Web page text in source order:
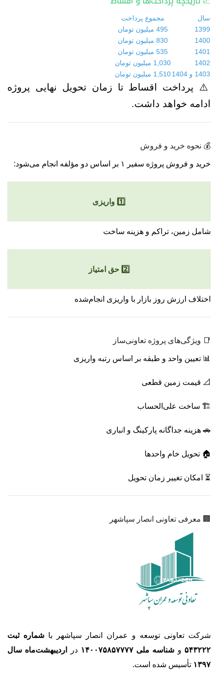
سال
مجموع پرداخت
1399
495 میلیون تومان
1400
830 میلیون تومان
1401
535 میلیون تومان
1402
1,030 میلیون تومان
1403 و 1404
1,510 میلیون تومان
⚠️ پرداخت اقساط تا زمان تحویل نهایی پروژه
ادامه خواهد داشت.
💰 نحوه خرید و فروش
خرید و فروش پروژه سفیر ۱ بر اساس دو مؤلفه انجام می‌شود:
1️⃣ واریزی
شامل زمین، تراکم و هزینه ساخت
2️⃣ حق امتیاز
اختلاف ارزش روز بازار با واریزی انجام‌شده
📑 ویژگی‌های پروژه تعاونی‌ساز
📊 تعیین واحد و طبقه بر اساس رتبه واریزی
📐 قیمت زمین قطعی
🏗 ساخت علی‌الحساب
🚗 هزینه جداگانه پارکینگ و انباری
🏠 تحویل خام واحدها
⏳ امکان تغییر زمان تحویل
🏢 معرفی تعاونی انصار سپاشهر
شرکت تعاونی توسعه و عمران انصار سپاشهر با شماره ثبت
۵۴۳۲۲۲و شناسه ملی ۱۴۰۰۷۵۸۵۷۷۷۷ در
اردیبهشت‌ماه سال
۱۳۹۷ تأسیس شده است.